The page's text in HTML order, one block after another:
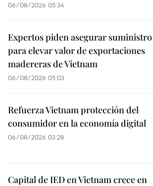
06/08/2026 05:34
Expertos piden asegurar suministro
para elevar valor de exportaciones
madereras de Vietnam
06/08/2026 05:03
Refuerza Vietnam protección del
consumidor en la economía digital
06/08/2026 03:28
Capital de IED en Vietnam crece en